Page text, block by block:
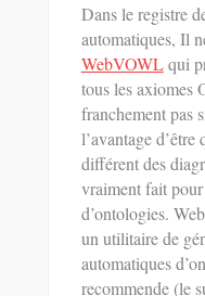
Dans le registre
automatiques, Il
WebVOWLqui
tous les axiomes
franchement pas
l’avantage d’être
différent des
vraiment fait
d’ontologies.
un utilitaire de
automatiques
recommende (le